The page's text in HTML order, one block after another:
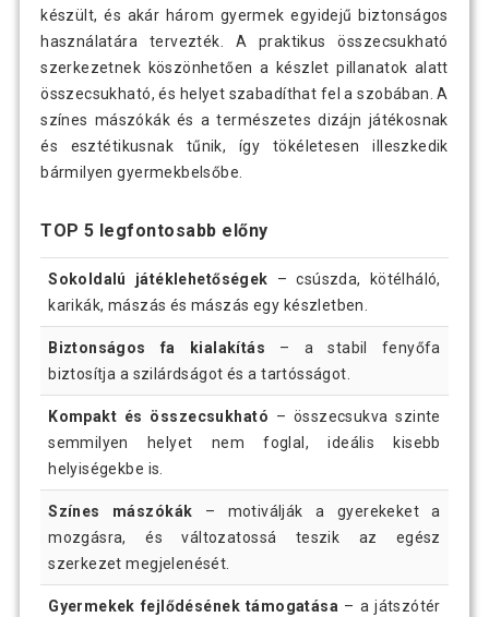
készült, és akár három gyermek egyidejű biztonságos
használatára tervezték. A praktikus összecsukható
szerkezetnek köszönhetően a készlet pillanatok alatt
összecsukható, és helyet szabadíthat fel a szobában. A
színes mászókák és a természetes dizájn játékosnak
és esztétikusnak tűnik, így tökéletesen illeszkedik
bármilyen gyermekbelsőbe.
TOP 5 legfontosabb előny
Sokoldalú játéklehetőségek – csúszda, kötélháló,
karikák, mászás és mászás egy készletben.
Biztonságos fa kialakítás – a stabil fenyőfa
biztosítja a szilárdságot és a tartósságot.
Kompakt és összecsukható – összecsukva szinte
semmilyen helyet nem foglal, ideális kisebb
helyiségekbe is.
Színes mászókák – motiválják a gyerekeket a
mozgásra, és változatossá teszik az egész
szerkezet megjelenését.
Gyermekek fejlődésének támogatása – a játszótér